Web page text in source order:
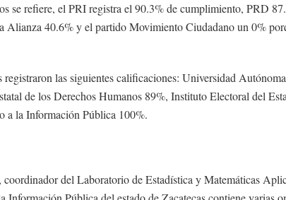
se refiere, el PRI registra el 90.3% de cumplimiento, PRD
Alianza 40.6% y el partido Movimiento Ciudadano un 0%
las siguientes calificaciones: Universidad
de los Derechos Humanos 89%, Instituto Electoral del
a la Información Pública 100%.
del Laboratorio de Estadística y Matemáticas